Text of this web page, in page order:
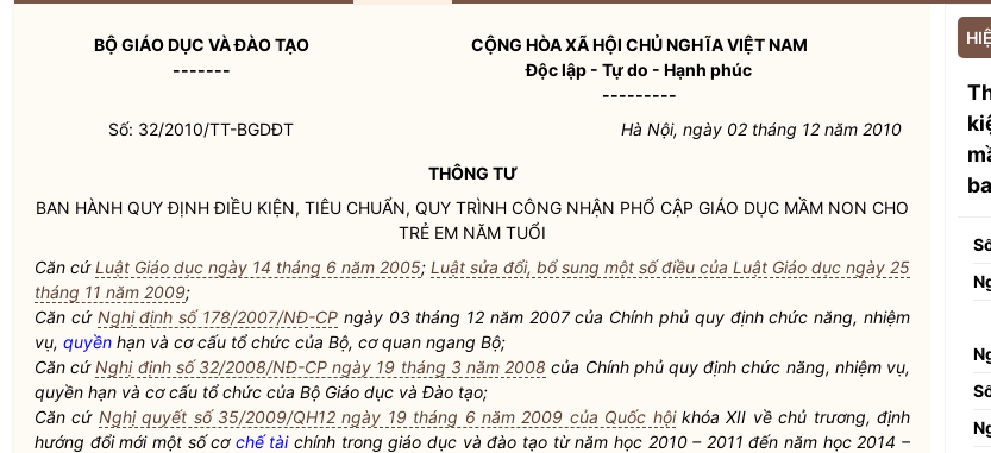
BỘ GIÁO DỤC VÀ ĐÀO TẠO
-------
CỘNG HÒA XÃ HỘI CHỦ NGHĨA VIỆT NAM
Độc lập - Tự do - Hạnh phúc
---------
Số: 32/2010/TT-BGDĐT
Hà Nội, ngày 02 tháng 12 năm 2010
THÔNG TƯ
BAN HÀNH QUY ĐỊNH ĐIỀU KIỆN, TIÊU CHUẨN, QUY TRÌNH CÔNG NHẬN PHỔ CẬP GIÁO DỤC MẦM NON CHO
TRẺ EM NĂM TUỔI
Căn cứLuật Giáo dục ngày 14 tháng 6 năm 2005; Luật sửa đổi, bổ sung một số điều của Luật Giáo dục ngày 25
tháng 11 năm 2009;
Căn cứ Nghị định số 178/2007/NĐ-CPngày 03 tháng 12 năm 2007 của Chính phủ quy định chức năng, nhiệm
vụ, quyền hạn và cơ cấu tổ chức của Bộ, cơ quan ngang Bộ;
Căn cứNghị định số 32/2008/NĐ-CP ngày 19 tháng 3 năm 2008 của Chính phủ quy định chức năng, nhiệm vụ,
quyền hạn và cơ cấu tổ chức của Bộ Giáo dục và Đào tạo;
Căn cứ Nghị quyết số 35/2009/QH12 ngày 19 tháng 6 năm 2009 của Quốc hộikhóa XII về chủ trương, định
hướng đổi mới một số cơ chế tàichính trong giáo dục và đào tạo từ năm học 2010 – 2011 đến năm học 2014 –